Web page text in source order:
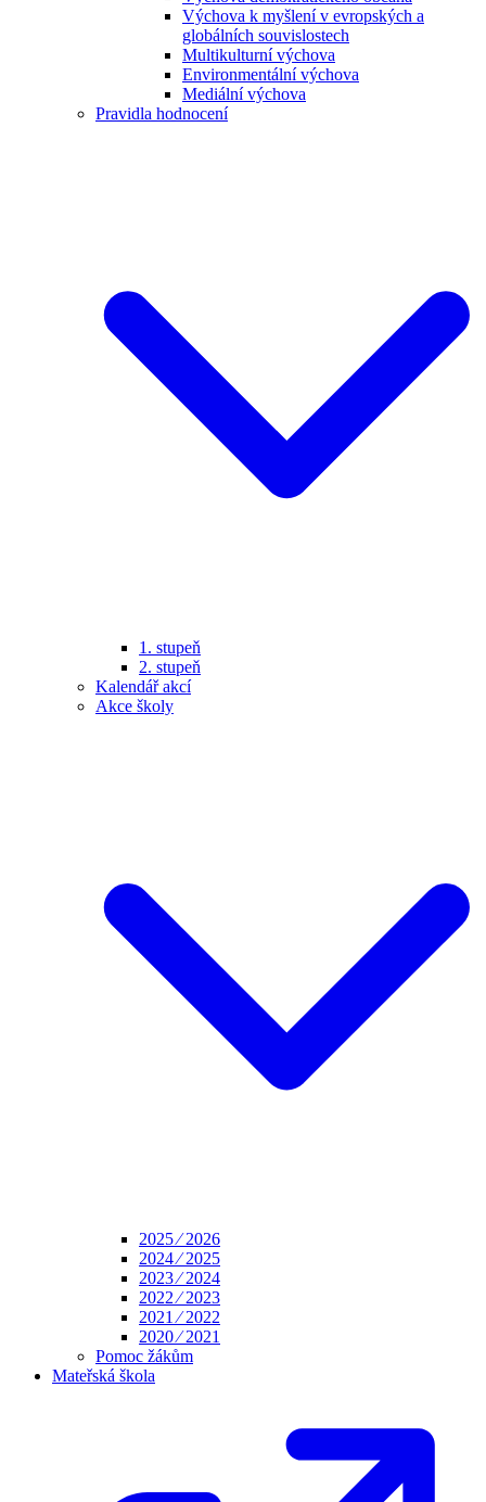
Výchova k myšlení v evropských a
globálních souvislostech
Multikulturní výchova
Environmentální výchova
Mediální výchova
Pravidla hodnocení
1. stupeň
2. stupeň
Kalendář akcí
Akce školy
2025 ⁄ 2026
2024 ⁄ 2025
2023 ⁄ 2024
2022 ⁄ 2023
2021 ⁄ 2022
2020 ⁄ 2021
Pomoc žákům
Mateřská škola